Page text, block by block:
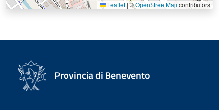
Leaflet |©OpenStreetMapcontributors
Provincia di Benevento